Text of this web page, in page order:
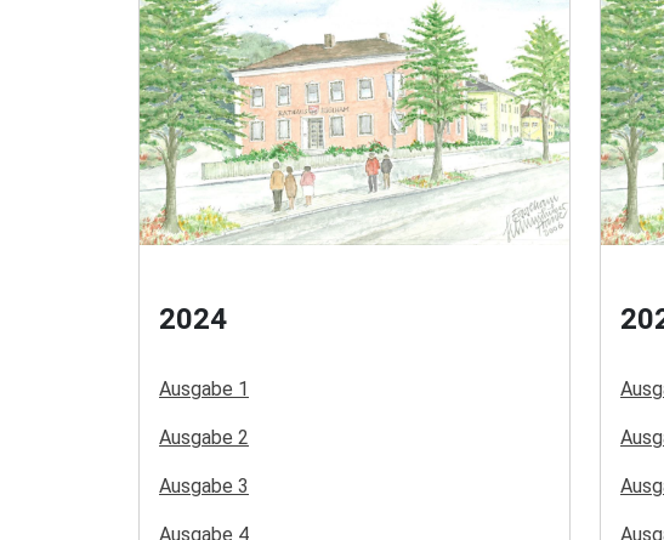
2024
Ausgabe 1
Ausgabe 2
Ausgabe 3
Ausgabe 4